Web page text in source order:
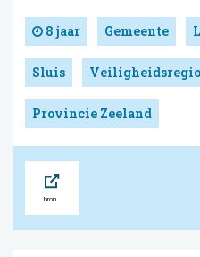
8 jaar Gemeente
Sluis
Provincie Zeeland